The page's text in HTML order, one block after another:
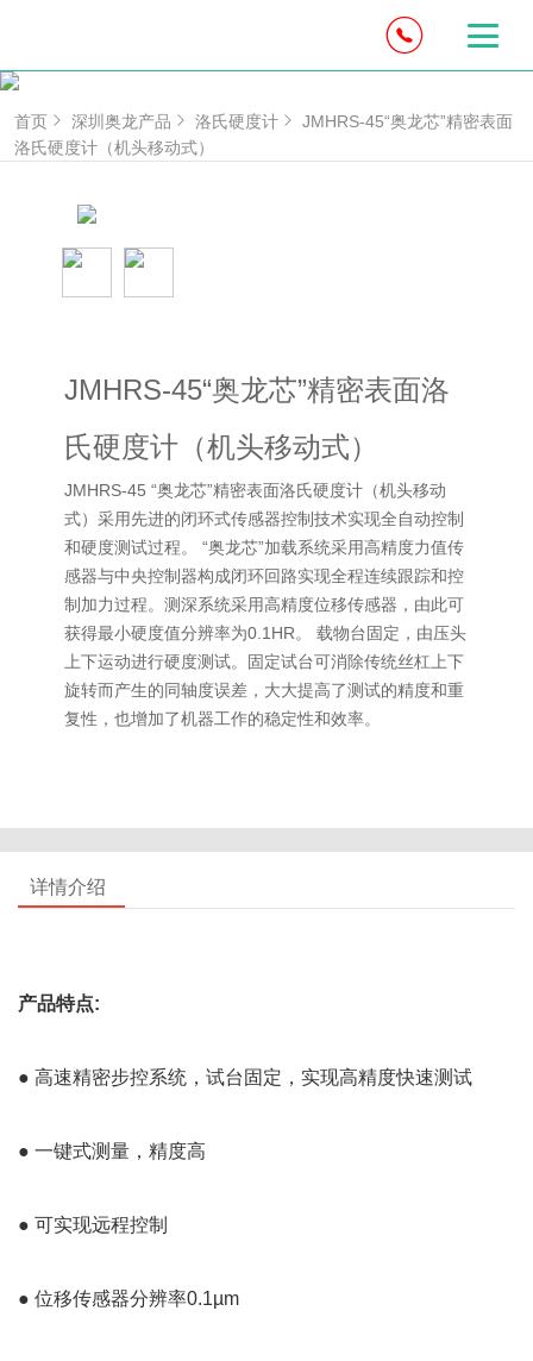
首页 深圳奥龙产品 洛氏硬度计
JMHRS-45“奥龙芯”精密表面
洛氏硬度计（机头移动式）
JMHRS-45“奥龙芯”精密表面洛
氏硬度计（机头移动式）
JMHRS-45 “奥龙芯”精密表面洛氏硬度计（机头移动
式）采用先进的闭环式传感器控制技术实现全自动控制
和硬度测试过程。 “奥龙芯”加载系统采用高精度力值传
感器与中央控制器构成闭环回路实现全程连续跟踪和控
制加力过程。测深系统采用高精度位移传感器，由此可
获得最小硬度值分辨率为0.1HR。 载物台固定，由压头
上下运动进行硬度测试。固定试台可消除传统丝杠上下
旋转而产生的同轴度误差，大大提高了测试的精度和重
复性，也增加了机器工作的稳定性和效率。
详情介绍
产品特点:
● 高速精密步控系统，试台固定，实现高精度快速测试
● 一键式测量，精度高
● 可实现远程控制
● 位移传感器分辨率0.1µm